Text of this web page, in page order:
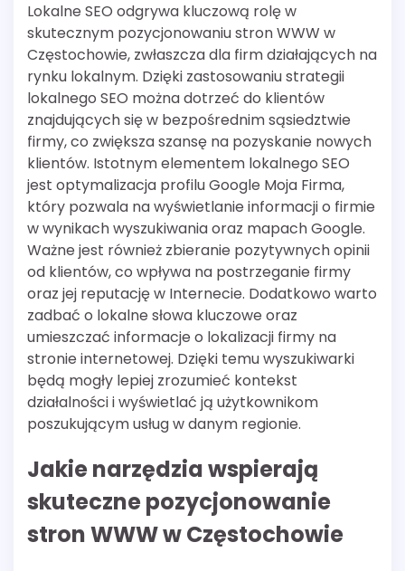
Lokalne SEO odgrywa kluczową rolę w
skutecznym pozycjonowaniu stron WWW w
Częstochowie, zwłaszcza dla firm działających na
rynku lokalnym. Dzięki zastosowaniu strategii
lokalnego SEO można dotrzeć do klientów
znajdujących się w bezpośrednim sąsiedztwie
firmy, co zwiększa szansę na pozyskanie nowych
klientów. Istotnym elementem lokalnego SEO
jest optymalizacja profilu Google Moja Firma,
który pozwala na wyświetlanie informacji o firmie
w wynikach wyszukiwania oraz mapach Google.
Ważne jest również zbieranie pozytywnych opinii
od klientów, co wpływa na postrzeganie firmy
oraz jej reputację w Internecie. Dodatkowo warto
zadbać o lokalne słowa kluczowe oraz
umieszczać informacje o lokalizacji firmy na
stronie internetowej. Dzięki temu wyszukiwarki
będą mogły lepiej zrozumieć kontekst
działalności i wyświetlać ją użytkownikom
poszukującym usług w danym regionie.
Jakie narzędzia wspierają
skuteczne pozycjonowanie
stron WWW w Częstochowie